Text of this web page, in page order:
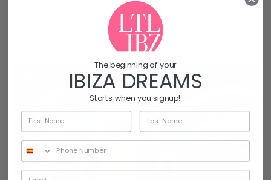
Apartamentos en venta, Precio a petición, Se vende
The beginning of your
IBIZA DREAMS
Starts when you signup!